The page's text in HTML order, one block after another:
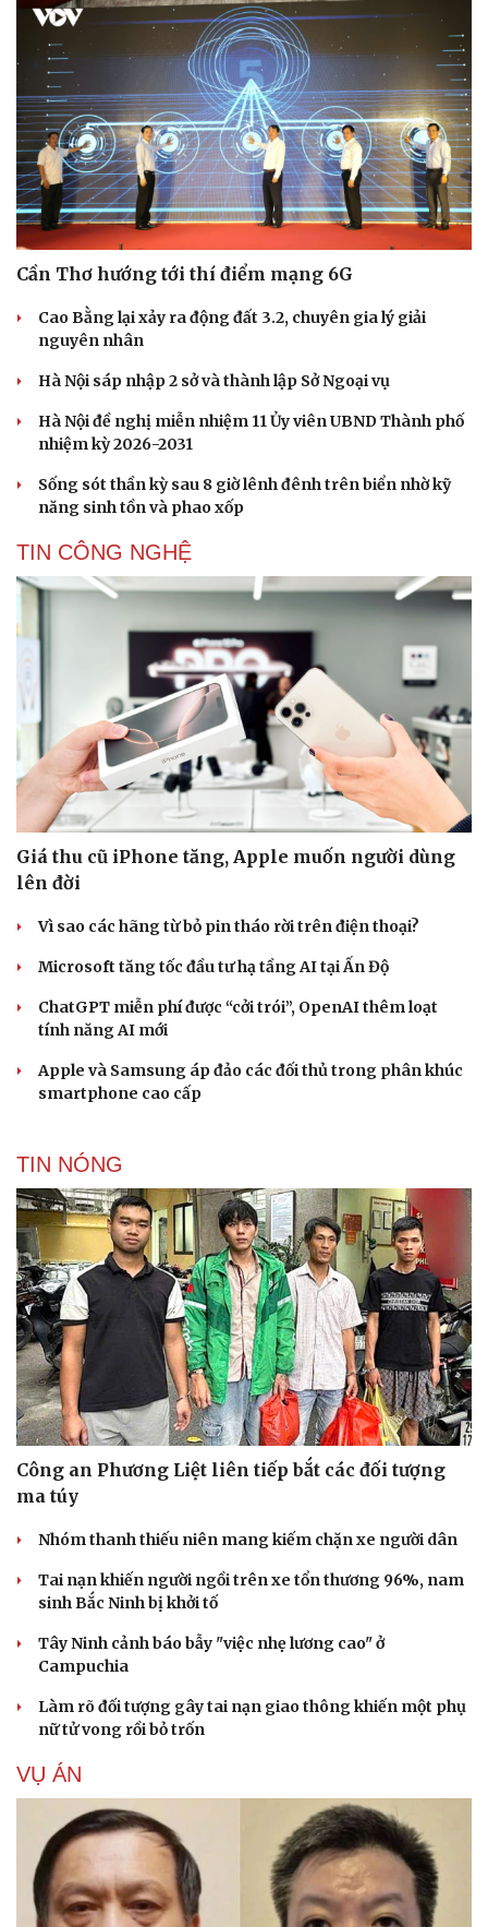
Cải chính
Cần Thơ hướng tới thí điểm mạng 6G
Cao Bằng lại xảy ra động đất 3.2, chuyên gia lý giải
nguyên nhân
Hà Nội sáp nhập 2 sở và thành lập Sở Ngoại vụ
Hà Nội đề nghị miễn nhiệm 11 Ủy viên UBND Thành phố
nhiệm kỳ 2026-2031
Sống sót thần kỳ sau 8 giờ lênh đênh trên biển nhờ kỹ
năng sinh tồn và phao xốp
TIN CÔNG NGHỆ
Giá thu cũ iPhone tăng, Apple muốn người dùng
lên đời
Vì sao các hãng từ bỏ pin tháo rời trên điện thoại?
Microsoft tăng tốc đầu tư hạ tầng AI tại Ấn Độ
ChatGPT miễn phí được “cởi trói”, OpenAI thêm loạt
tính năng AI mới
Apple và Samsung áp đảo các đối thủ trong phân khúc
smartphone cao cấp
TIN NÓNG
Công an Phương Liệt liên tiếp bắt các đối tượng
ma túy
Nhóm thanh thiếu niên mang kiếm chặn xe người dân
Tai nạn khiến người ngồi trên xe tổn thương 96%, nam
sinh Bắc Ninh bị khởi tố
Tây Ninh cảnh báo bẫy "việc nhẹ lương cao" ở
Campuchia
Làm rõ đối tượng gây tai nạn giao thông khiến một phụ
nữ tử vong rồi bỏ trốn
VỤ ÁN